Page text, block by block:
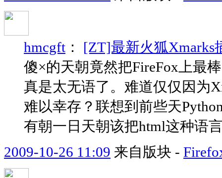
hmcgft ： [ZT]最新火狐Xmarks
傻×的天朝竟然把FireFox上最
真是太无语了。难道仅仅因为
难以幸存？联想到前些天
有朝一日天朝该把html这种语
2009-10-26 11:09 来自版块 -